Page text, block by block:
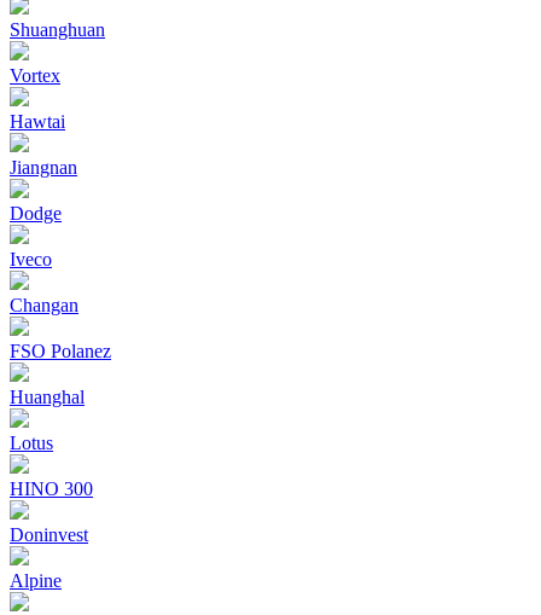
Shuanghuan
Vortex
Hawtai
Jiangnan
Dodge
Iveco
Changan
FSO Polanez
Huanghal
Lotus
HINO 300
Doninvest
Alpine